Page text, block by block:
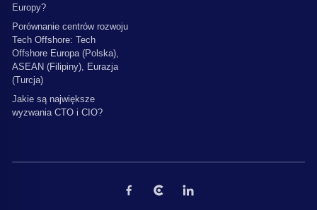
Europy?
Porównanie centrów rozwoju
Tech Offshore: Tech
Offshore Europa (Polska),
ASEAN (Filipiny), Eurazja
(Turcja)
Jakie są największe
wyzwania CTO i CIO?